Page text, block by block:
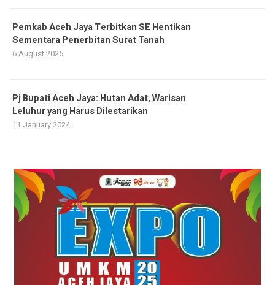
Pemkab Aceh Jaya Terbitkan SE Hentikan
Sementara Penerbitan Surat Tanah
6 August 2025
Pj Bupati Aceh Jaya: Hutan Adat, Warisan
Leluhur yang Harus Dilestarikan
11 January 2024